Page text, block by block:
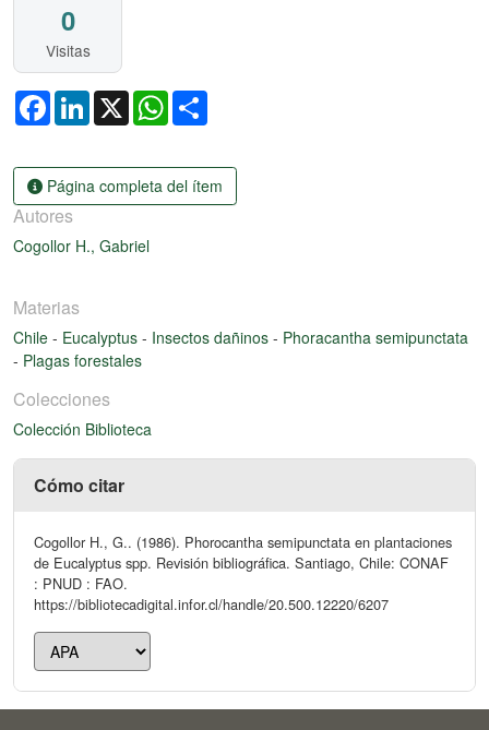
0
Visitas
FacebookLinkedIn
X WhatsApp
Página completa del ítem
Autores
Cogollor H., Gabriel
Materias
Chile - Eucalyptus - Insectos dañinos - Phoracantha semipunctata
- Plagas forestales
Colecciones
Colección Biblioteca
Cómo citar
Cogollor H., G.. (1986). Phorocantha semipunctata en plantaciones
de Eucalyptus spp. Revisión bibliográfica. Santiago, Chile: CONAF
: PNUD : FAO.
https://bibliotecadigital.infor.cl/handle/20.500.12220/6207